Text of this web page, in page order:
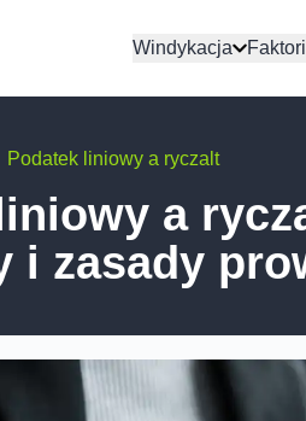
Windykacja
Podatek liniowy a ryczalt
a
i zasady